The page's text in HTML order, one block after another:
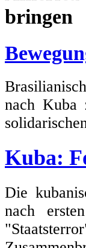
nach
Kuba:
Die
nach